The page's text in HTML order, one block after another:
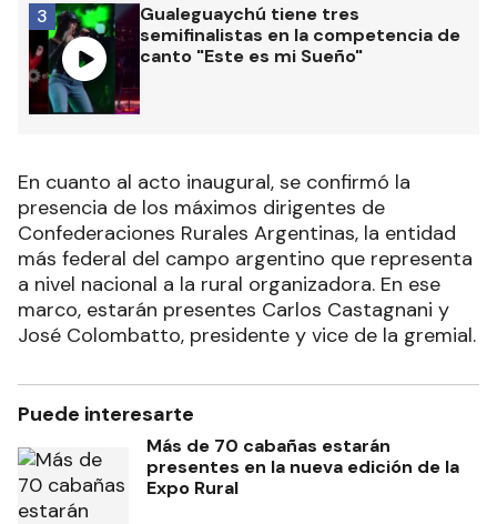
Gualeguaychú tiene tres
semifinalistas en la competencia de
canto "Este es mi Sueño"
3
En cuanto al acto inaugural, se confirmó la
presencia de los máximos dirigentes de
Confederaciones Rurales Argentinas, la entidad
más federal del campo argentino que representa
a nivel nacional a la rural organizadora. En ese
marco, estarán presentes Carlos Castagnani y
José Colombatto, presidente y vice de la gremial.
Puede interesarte
Más de 70 cabañas estarán
presentes en la nueva edición de la
Expo Rural